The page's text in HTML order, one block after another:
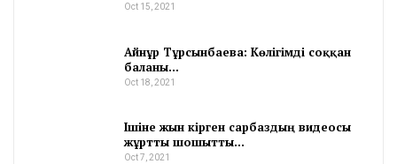
Oct 15, 2021
Айнұр Тұрсынбаева: Көлігімді соққан
баланы…
Oct 18, 2021
Ішіне жын кірген сарбаздың видеосы
жұртты шошытты…
Oct 7, 2021